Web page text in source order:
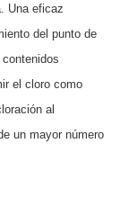
Una eficaz
del punto de
el cloro como
al
un mayor número